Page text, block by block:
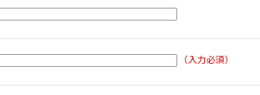
（入力必須）